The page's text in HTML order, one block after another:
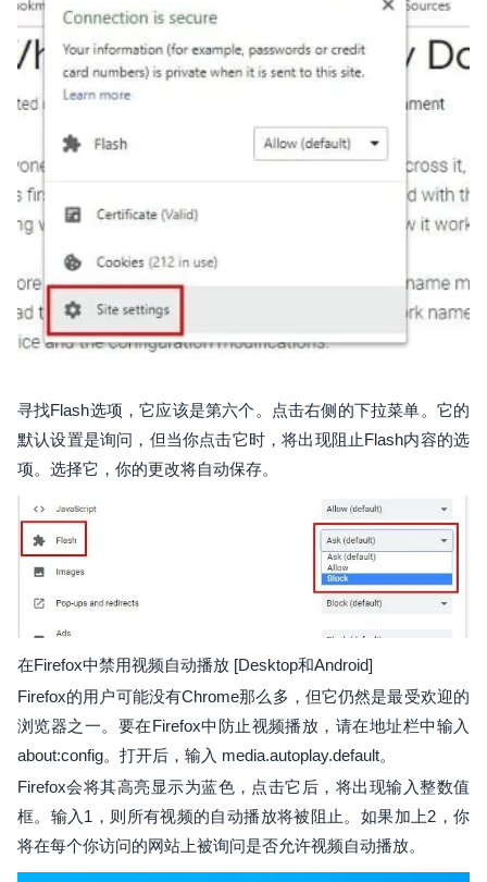
寻找Flash选项，它应该是第六个。点击右侧的下拉菜单。它的
默认设置是询问，但当你点击它时，将出现阻止Flash内容的选
项。选择它，你的更改将自动保存。
在Firefox中禁用视频自动播放 [Desktop和Android]
Firefox的用户可能没有Chrome那么多，但它仍然是最受欢迎的
浏览器之一。要在Firefox中防止视频播放，请在地址栏中输入
about:config。打开后，输入 media.autoplay.default。
Firefox会将其高亮显示为蓝色，点击它后，将出现输入整数值
框。输入1，则所有视频的自动播放将被阻止。如果加上2，你
将在每个你访问的网站上被询问是否允许视频自动播放。